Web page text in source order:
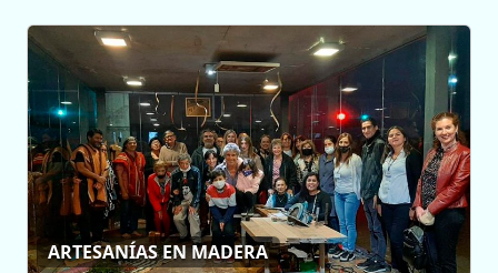
ARTESANÍAS EN MADERA